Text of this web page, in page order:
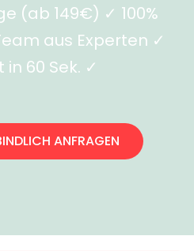
(ab 149€) ✓ 100%
aus Experten ✓
60 Sek. ✓
ANFRAGEN